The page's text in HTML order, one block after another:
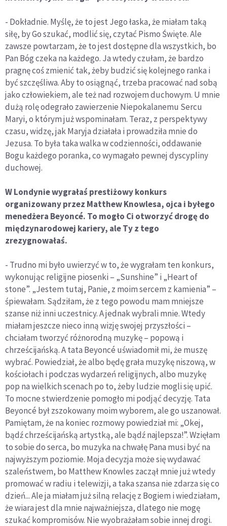
- Dokładnie. Myślę, że to jest Jego łaska, że miałam taką
siłę, by Go szukać, modlić się, czytać Pismo Święte. Ale
zawsze powtarzam, że to jest dostępne dla wszystkich, bo
Pan Bóg czeka na każdego. Ja wtedy czułam, że bardzo
pragnę coś zmienić tak, żeby budzić się kolejnego ranka i
być szczęśliwa. Aby to osiągnąć, trzeba pracować nad sobą
jako człowiekiem, ale też nad rozwojem duchowym. U mnie
dużą rolę odegrało zawierzenie Niepokalanemu Sercu
Maryi, o którym już wspominałam. Teraz, z perspektywy
czasu, widzę, jak Maryja działała i prowadziła mnie do
Jezusa. To była taka walka w codzienności, oddawanie
Bogu każdego poranka, co wymagało pewnej dyscypliny
duchowej.
W Londynie wygrałaś prestiżowy konkurs
organizowany przez Matthew Knowlesa, ojca i byłego
menedżera Beyoncé. To mogło Ci otworzyć drogę do
międzynarodowej kariery, ale Ty z tego
zrezygnowałaś.
- Trudno mi było uwierzyć w to, że wygrałam ten konkurs,
wykonując religijne piosenki – „Sunshine” i „Heart of
stone”. „Jestem tutaj, Panie, z moim sercem z kamienia” –
śpiewałam. Sądziłam, że z tego powodu mam mniejsze
szanse niż inni uczestnicy. A jednak wybrali mnie. Wtedy
miałam jeszcze nieco inną wizję swojej przyszłości –
chciałam tworzyć różnorodną muzykę – popową i
chrześcijańską. A tata Beyoncé uświadomił mi, że muszę
wybrać. Powiedział, że albo będę grała muzykę niszową, w
kościołach i podczas wydarzeń religijnych, albo muzykę
pop na wielkich scenach po to, żeby ludzie mogli się upić.
To mocne stwierdzenie pomogło mi podjąć decyzję. Tata
Beyoncé był zszokowany moim wyborem, ale go uszanował.
Pamiętam, że na koniec rozmowy powiedział mi: „Okej,
bądź chrześcijańską artystką, ale bądź najlepsza!”. Wzięłam
to sobie do serca, bo muzyka na chwałę Pana musi być na
najwyższym poziomie. Moja decyzja może się wydawać
szaleństwem, bo Matthew Knowles zaczął mnie już wtedy
promować w radiu i telewizji, a taka szansa nie zdarza się co
dzień... Ale ja miałam już silną relację z Bogiem i wiedziałam,
że wiara jest dla mnie najważniejsza, dlatego nie mogę
szukać kompromisów. Nie wyobrażałam sobie innej drogi.